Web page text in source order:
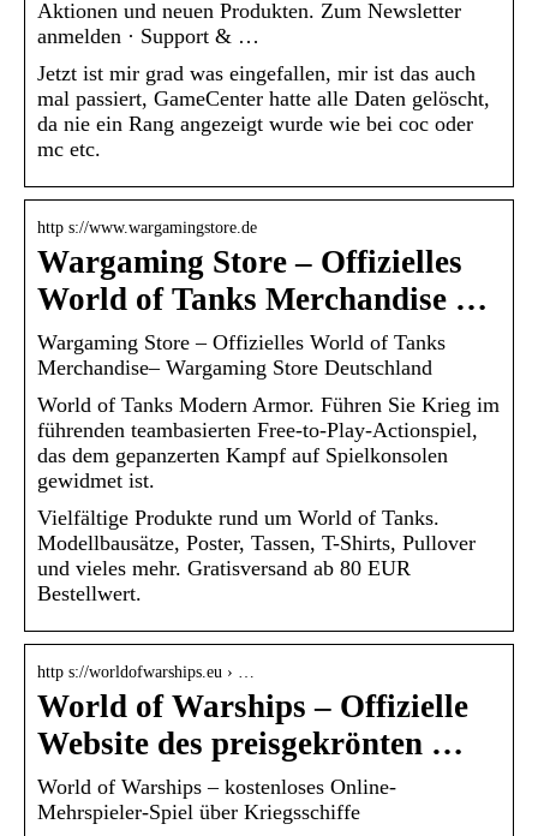
Aktionen und neuen Produkten. Zum Newsletter
anmelden · Support & …
Jetzt ist mir grad was eingefallen, mir ist das auch
mal passiert, GameCenter hatte alle Daten gelöscht,
da nie ein Rang angezeigt wurde wie bei coc oder
mc etc.
http s://www.wargamingstore.de
Wargaming Store – Offizielles
World of Tanks Merchandise …
Wargaming Store – Offizielles World of Tanks
Merchandise– Wargaming Store Deutschland
World of Tanks Modern Armor. Führen Sie Krieg im
führenden teambasierten Free-to-Play-Actionspiel,
das dem gepanzerten Kampf auf Spielkonsolen
gewidmet ist.
Vielfältige Produkte rund um World of Tanks.
Modellbausätze, Poster, Tassen, T-Shirts, Pullover
und vieles mehr. Gratisversand ab 80 EUR
Bestellwert.
http s://worldofwarships.eu › …
World of Warships – Offizielle
Website des preisgekrönten …
World of Warships – kostenloses Online-
Mehrspieler-Spiel über Kriegsschiffe